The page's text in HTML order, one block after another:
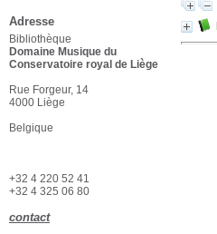
Adresse
Bibliothèque
Domaine Musique du
Conservatoire royal de Liège
Rue Forgeur, 14
4000 Liège
Belgique
+32 4 220 52 41
+32 4 325 06 80
contact